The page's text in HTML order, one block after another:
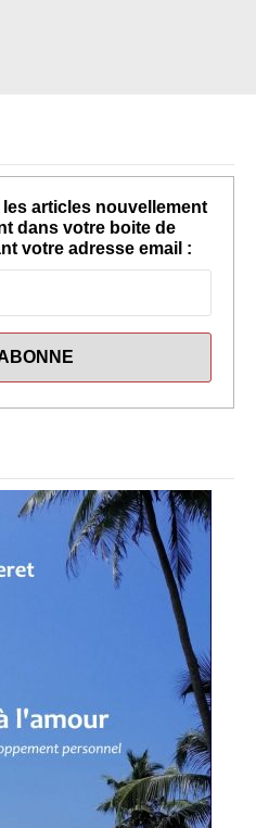
articles nouvellement
dans votre boite de
votre adresse email :